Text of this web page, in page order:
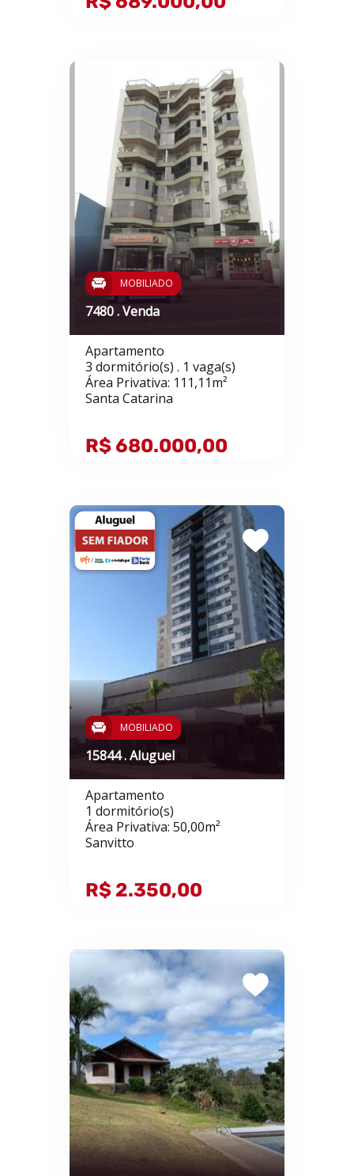
MOBILIADO
7480 . Venda
Apartamento
3 dormitório(s) . 1 vaga(s)
Área Privativa: 111,11m²
Santa Catarina
R$ 680.000,00
MOBILIADO
15844 . Aluguel
Apartamento
1 dormitório(s)
Área Privativa: 50,00m²
Sanvitto
R$ 2.350,00